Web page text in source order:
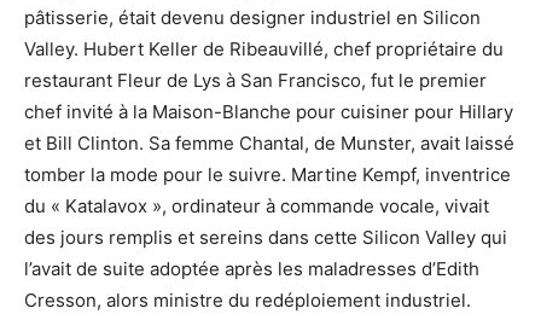
pâtisserie, était devenu designer industriel en Silicon
Valley. Hubert Keller de Ribeauvillé, chef propriétaire du
restaurant Fleur de Lys à San Francisco, fut le premier
chef invité à la Maison-Blanche pour cuisiner pour Hillary
et Bill Clinton. Sa femme Chantal, de Munster, avait laissé
tomber la mode pour le suivre. Martine Kempf, inventrice
du « Katalavox », ordinateur à commande vocale, vivait
des jours remplis et sereins dans cette Silicon Valley qui
l’avait de suite adoptée après les maladresses d’Edith
Cresson, alors ministre du redéploiement industriel.